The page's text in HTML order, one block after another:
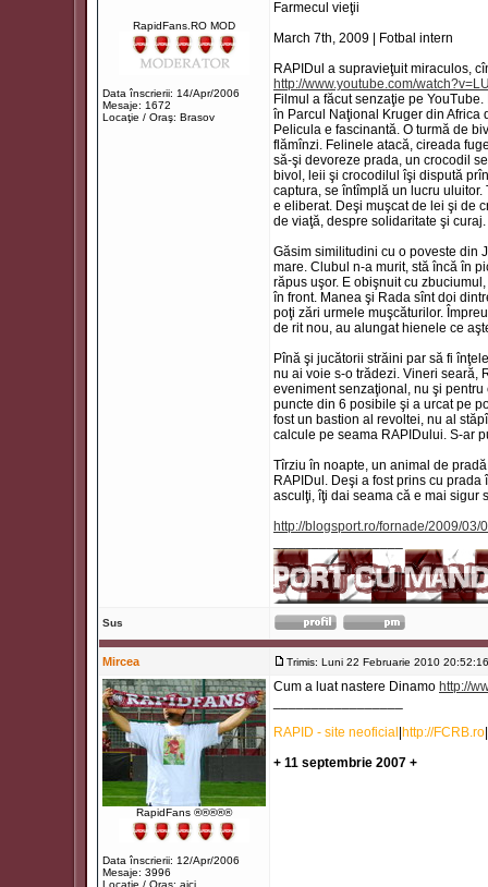
RapidFans.RO MOD
Data înscrierii: 14/Apr/2006
Mesaje: 1672
Locaţie / Oraş: Brasov
Farmecul vieţii
March 7th, 2009 | Fotbal intern
RAPIDul a supravieţuit miraculos,
http://www.youtube.com/
Filmul a făcut senzaţie pe
în Parcul Naţional Kruger din Africa
Pelicula e fascinantă. O turmă de
flămînzi. Felinele atacă, cireada
să-şi devoreze prada, un crocodil
bivol, leii şi crocodilul îşi dispută
captura, se întîmplă un lucru
e eliberat. Deşi muşcat de lei şi de
de viaţă, despre solidaritate şi curaj.
Găsim similitudini cu o poveste din
mare. Clubul n-a murit, stă încă în
răpus uşor. E obişnuit cu
în front. Manea şi Rada sînt doi
poţi zări urmele muşcăturilor.
de rit nou, au alungat hienele ce
Pînă şi jucătorii străini par să fi
nu ai voie s-o trădezi. Vineri seară,
eveniment senzaţional, nu şi
puncte din 6 posibile şi a urcat pe
fost un bastion al revoltei, nu al
calcule pe seama RAPIDului. S-ar
Tîrziu în noapte, un animal de
RAPIDul. Deşi a fost prins cu
asculţi, îţi dai seama că e mai sigur
http://blogsport.ro/fornade/2009/03/
Sus
Mircea Trimis: Luni 22 Februarie 2010 20:52:16
RapidFans ®®®®®
Data înscrierii: 12/Apr/2006
Mesaje: 3996
Locaţie / Oraş: aici
Cum a luat nastere Dinamo http://
RAPID - site neoficial http://FCRB.ro
+ 11 septembrie 2007 +